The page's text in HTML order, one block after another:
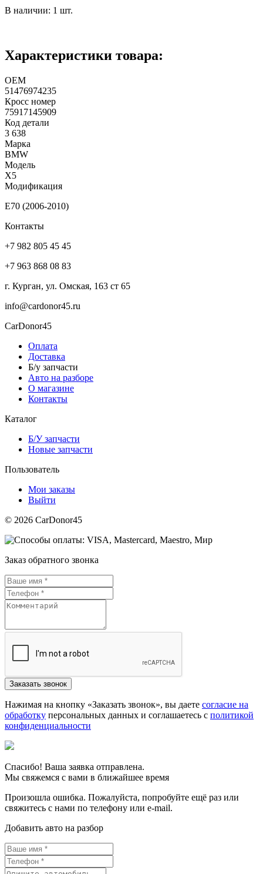
В наличии: 1 шт.
Характеристики товара:
ОЕМ
51476974235
Кросс номер
75917145909
Код детали
3 638
Марка
BMW
Модель
X5
Модификация
E70 (2006-2010)
Контакты
+7 982 805 45 45
+7 963 868 08 83
г. Курган, ул. Омская, 163 ст 65
info@cardonor45.ru
CarDonor45
Оплата
Доставка
Б/у запчасти
Авто на разборе
О магазине
Контакты
Каталог
Б/У запчасти
Новые запчасти
Пользователь
Мои заказы
Выйти
© 2026 CarDonor45
Заказ обратного звонка
Нажимая на кнопку «Заказать звонок», вы даете согласие на
обработку персональных данных и соглашаетесь c политикой
конфиденциальности
Спасибо! Ваша заявка отправлена.
Мы свяжемся с вами в ближайшее время
Произошла ошибка. Пожалуйста, попробуйте ещё раз или
свяжитесь с нами по телефону или e-mail.
Добавить авто на разбор